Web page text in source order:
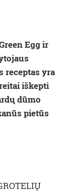
Egg ir
receptas yra
iškepti
dūmo
pietūs